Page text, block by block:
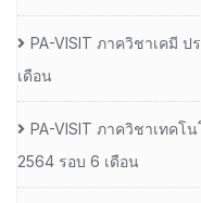
PA-VISIT ภาควิชาเคมี
เดือน
PA-VISIT ภาควิชาเทคโ
2564 รอบ 6 เดือน